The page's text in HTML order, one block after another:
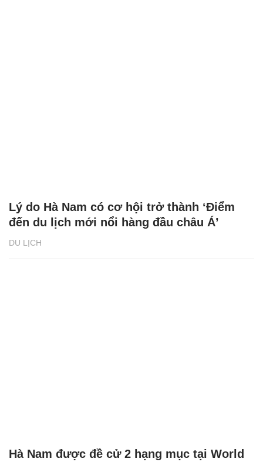
DU LỊCH
Lý do Hà Nam có cơ hội trở thành ‘Điểm
đến du lịch mới nổi hàng đầu châu Á’
Hà Nam được đề cử 2 hạng mục tại World